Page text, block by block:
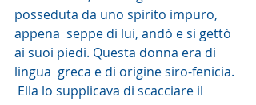
posseduta da uno spirito impuro,
appena  seppe di lui, andò e si gettò
ai suoi piedi. Questa donna era di
lingua  greca e di origine siro-fenicia.